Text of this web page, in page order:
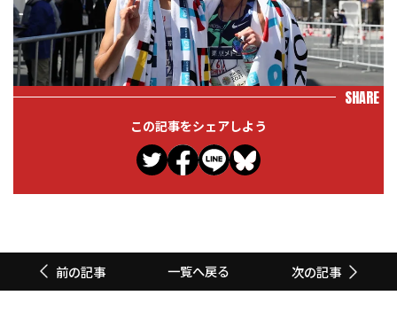
SHARE
この記事をシェアしよう
前の記事 一覧へ戻る 次の記事